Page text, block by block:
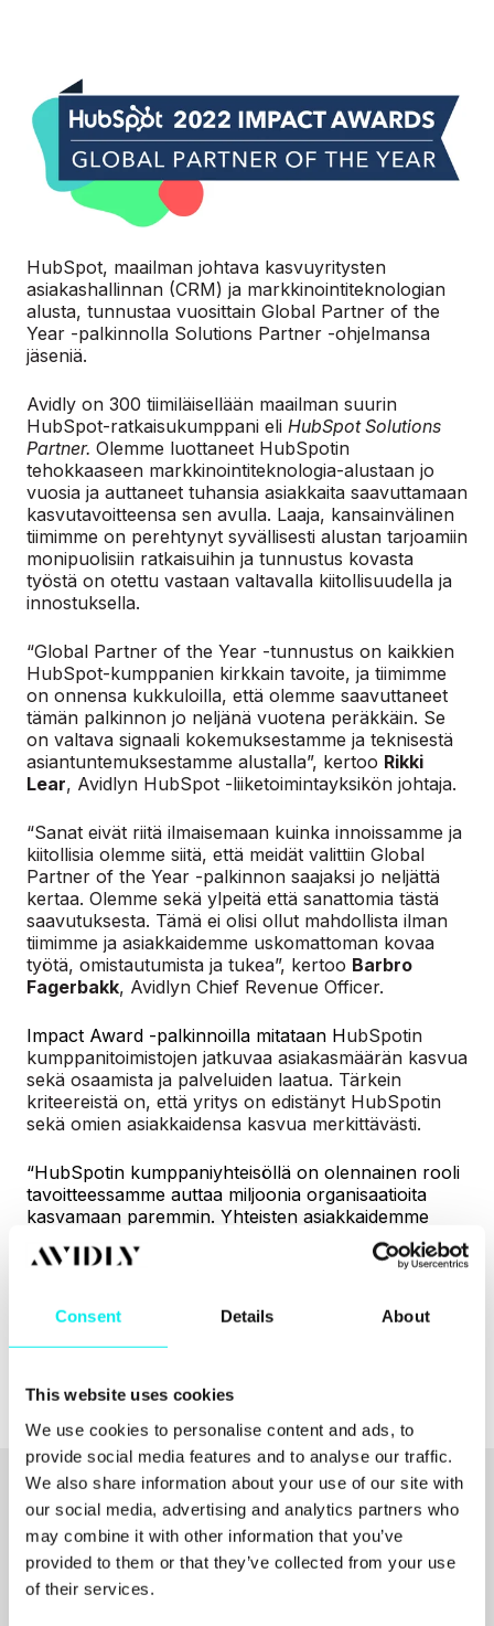
Consent Details About
This website uses cookies
We use cookies to personalise content and ads, to
provide social media features and to analyse our traffic.
We also share information about your use of our site with
our social media, advertising and analytics partners who
may combine it with other information that you’ve
provided to them or that they’ve collected from your use
of their services.
HubSpot, maailman johtava kasvuyritysten
asiakashallinnan (CRM) ja markkinointiteknologian
alusta, tunnustaa vuosittain Global Partner of the
Year -palkinnolla Solutions Partner -ohjelmansa
jäseniä.
Avidly on 300 tiimiläisellään maailman suurin
HubSpot-ratkaisukumppani eli HubSpot Solutions
Partner. Olemme luottaneet HubSpotin
tehokkaaseen markkinointiteknologia-alustaan jo
vuosia ja auttaneet tuhansia asiakkaita saavuttamaan
kasvutavoitteensa sen avulla. Laaja, kansainvälinen
tiimimme on perehtynyt syvällisesti alustan tarjoamiin
monipuolisiin ratkaisuihin ja tunnustus kovasta
työstä on otettu vastaan valtavalla kiitollisuudella ja
innostuksella.
“Global Partner of the Year -tunnustus on kaikkien
HubSpot-kumppanien kirkkain tavoite, ja tiimimme
on onnensa kukkuloilla, että olemme saavuttaneet
tämän palkinnon jo neljänä vuotena peräkkäin. Se
on valtava signaali kokemuksestamme ja teknisestä
asiantuntemuksestamme alustalla”, kertoo Rikki
Lear, Avidlyn HubSpot -liiketoimintayksikön johtaja.
“Sanat eivät riitä ilmaisemaan kuinka innoissamme ja
kiitollisia olemme siitä, että meidät valittiin Global
Partner of the Year -palkinnon saajaksi jo neljättä
kertaa. Olemme sekä ylpeitä että sanattomia tästä
saavutuksesta. Tämä ei olisi ollut mahdollista ilman
tiimimme ja asiakkaidemme uskomattoman kovaa
työtä, omistautumista ja tukea”, kertoo Barbro
Fagerbakk, Avidlyn Chief Revenue Officer.
Impact Award -palkinnoilla mitataan HubSpotin
kumppanitoimistojen jatkuvaa asiakasmäärän kasvua
sekä osaamista ja palveluiden laatua. Tärkein
kriteereistä on, että yritys on edistänyt HubSpotin
sekä omien asiakkaidensa kasvua merkittävästi.
“HubSpotin kumppaniyhteisöllä on olennainen rooli
tavoitteessamme auttaa miljoonia organisaatioita
kasvamaan paremmin. Yhteisten asiakkaidemme
kumppaneiden kovasta työtä ja omistautumisesta.
tästä uskomattomasta saavutuksesta neljättä vuotta
peräkkäin”, kertoo HubSpotin
Brian Garvey,
Solutions Partner Program -ohjelman VP.
Aiheeseen liittyvät
artikkelit